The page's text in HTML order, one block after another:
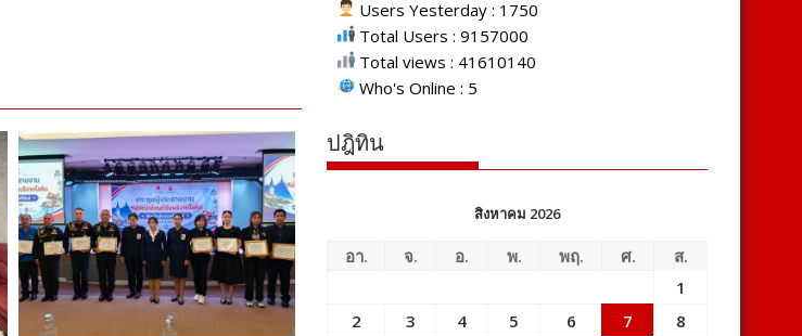
Users Yesterday : 1750
Total Users : 9157000
Total views : 41610140
Who's Online : 5
ปฎิทิน
สิงหาคม 2026
อา. จ. อ. พ. พฤ. ศ.
ส.
1
2
3 4 5 6 7
8